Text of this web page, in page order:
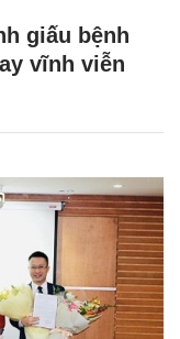
giấu bệnh
vĩnh viễn